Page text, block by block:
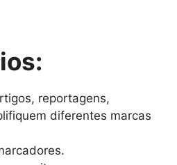
reportagens,
diferentes marcas